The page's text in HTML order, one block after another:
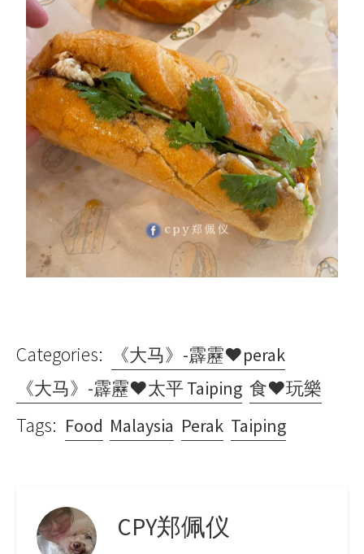
Categories:
《大马》-霹靂♥perak
《大马》-霹靂♥太平 Taiping 食♥玩樂
Tags: Food Malaysia Perak Taiping
CPY郑佩仪